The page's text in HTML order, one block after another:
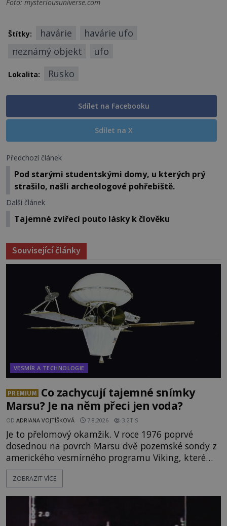
Foto: mysteriousuniverse.com
Štítky: havárie
havárie ufo
neznámý objekt
ufo
Lokalita: Rusko
Sdílet na Facebooku
Sdílet na X
Předchozí článek
Pod starými studentskými domy, u kterých prý
strašilo, našli archeologové pohřebiště.
Další článek
Tajemné zvířecí pouto lásky k člověku
Související články
VESMÍR A TECHNOLOGIE
PREMIUM
Co zachycují tajemné snímky
Marsu? Je na něm přeci jen voda?
OD ADRIANA VOJTÍŠKOVÁ 7.8.2026 3.2TIS
Je to přelomový okamžik. V roce 1976 poprvé
dosednou na povrch Marsu dvě pozemské sondy z
amerického vesmírného programu Viking, které
jsou schopny pořídit fotografie záhadami
opředené rudé planety. Viking 1 zde zaznamená
zvané Cydonie totiž zachytí podivný útvar
připomínající lidskou tvář. NASA (Národní úřad
ZOBRAZIT VÍCE